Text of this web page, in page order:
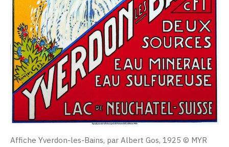
Affiche Yverdon-les-Bains, par Albert Gos, 1925 © MYR